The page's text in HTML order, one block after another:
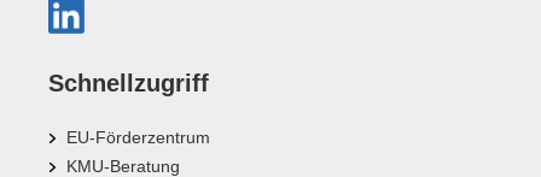
Schnellzugriff
EU-Förderzentrum
KMU-Beratung